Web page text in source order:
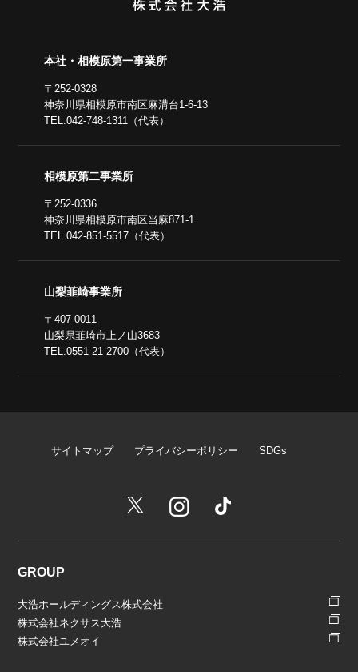
本社・相模原第一事業所
〒252-0328
神奈川県相模原市南区麻溝台1-6-13
TEL.042-748-1311（代表）
相模原第二事業所
〒252-0336
神奈川県相模原市南区当麻871-1
TEL.042-851-5517（代表）
山梨韮崎事業所
〒407-0011
山梨県韮崎市上ノ山3683
TEL.0551-21-2700（代表）
サイトマップ プライバシーポリシー SDGs
GROUP
大浩ホールディングス株式会社
株式会社ネクサス大浩
株式会社ユメオイ